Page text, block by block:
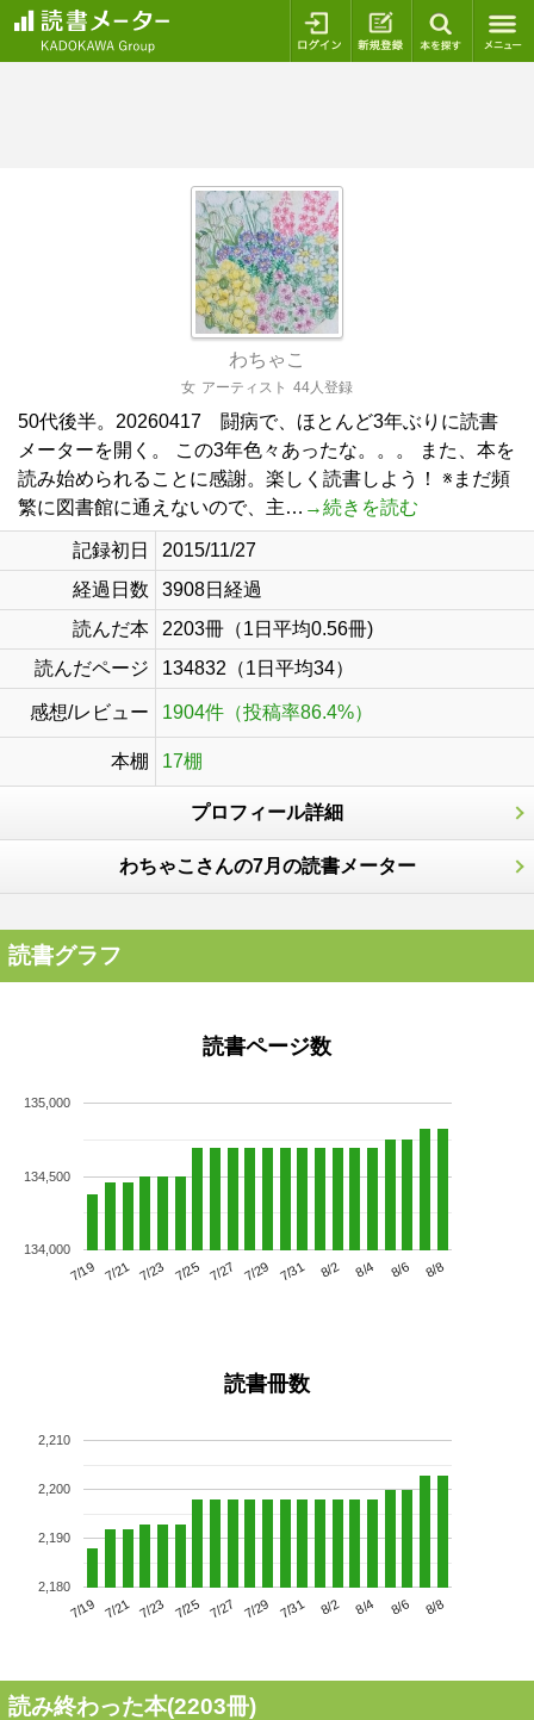
ログイン 新規登録
わちゃこ
女 アーティスト 44人登録
50代後半。20260417 闘病で、ほとんど3年ぶりに読書
メーターを開く。 この3年色々あったな。。。 また、本を
読み始められることに感謝。楽しく読書しよう！ ※まだ頻
繁に図書館に通えないので、主… →続きを読む
記録初日
2015/11/27
経過日数
3908日経過
読んだ本
2203冊（1日平均0.56冊)
読んだページ
134832（1日平均34）
感想/レビュー 1904件（投稿率86.4%）
本棚 17棚
プロフィール詳細
わちゃこさんの7月の読書メーター
読書グラフ
読書ページ数
7/19 7/21 7/23 7/25 7/27 7/29 7/31 8/2 8/4 8/6 8/8
134,000
134,500
135,000
読書冊数
7/19 7/21 7/23 7/25 7/27 7/29 7/31 8/2 8/4 8/6 8/8
2,180
2,190
2,200
2,210
読み終わった本(2203冊)